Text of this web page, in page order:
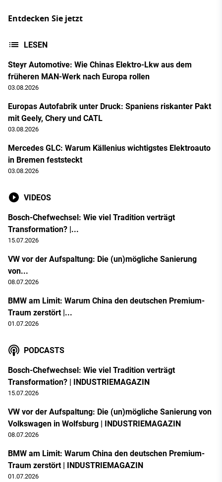
Entdecken Sie jetzt
LESEN
Steyr Automotive: Wie Chinas Elektro-Lkw aus dem
früheren MAN-Werk nach Europa rollen
03.08.2026
Europas Autofabrik unter Druck: Spaniens riskanter Pakt
mit Geely, Chery und CATL
03.08.2026
Mercedes GLC: Warum Källenius wichtigstes Elektroauto
in Bremen feststeckt
03.08.2026
VIDEOS
Bosch-Chefwechsel: Wie viel Tradition verträgt
Transformation? |...
15.07.2026
VW vor der Aufspaltung: Die (un)mögliche Sanierung
von...
08.07.2026
BMW am Limit: Warum China den deutschen Premium-
Traum zerstört |...
01.07.2026
PODCASTS
Bosch-Chefwechsel: Wie viel Tradition verträgt
Transformation? | INDUSTRIEMAGAZIN
15.07.2026
VW vor der Aufspaltung: Die (un)mögliche Sanierung von
Volkswagen in Wolfsburg | INDUSTRIEMAGAZIN
08.07.2026
BMW am Limit: Warum China den deutschen Premium-
Traum zerstört | INDUSTRIEMAGAZIN
01.07.2026